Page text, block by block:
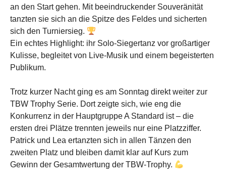
an den Start gehen. Mit beeindruckender Souveränität
tanzten sie sich an die Spitze des Feldes und sicherten
sich den Turniersieg.
Ein echtes Highlight: ihr Solo-Siegertanz vor großartiger
Kulisse, begleitet von Live-Musik und einem begeisterten
Publikum.
Trotz kurzer Nacht ging es am Sonntag direkt weiter zur
TBW Trophy Serie. Dort zeigte sich, wie eng die
Konkurrenz in der Hauptgruppe A Standard ist – die
ersten drei Plätze trennten jeweils nur eine Platzziffer.
Patrick und Lea ertanzten sich in allen Tänzen den
zweiten Platz und bleiben damit klar auf Kurs zum
Gewinn der Gesamtwertung der TBW-Trophy.